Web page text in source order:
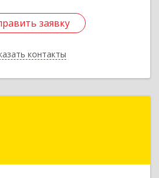
заявку
контакты
заявку
Назад
обл, Уварово г, Южная ул,